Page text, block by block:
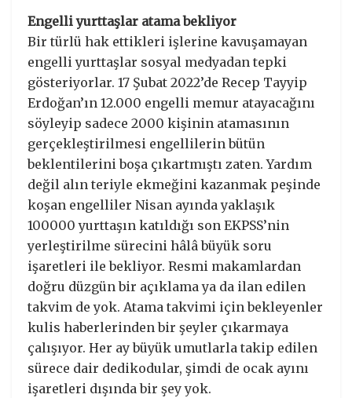
Engelli yurttaşlar atama bekliyor
Bir türlü hak ettikleri işlerine kavuşamayan
engelli yurttaşlar sosyal medyadan tepki
gösteriyorlar. 17 Şubat 2022’de Recep Tayyip
Erdoğan’ın 12.000 engelli memur atayacağını
söyleyip sadece 2000 kişinin atamasının
gerçekleştirilmesi engellilerin bütün
beklentilerini boşa çıkartmıştı zaten. Yardım
değil alın teriyle ekmeğini kazanmak peşinde
koşan engelliler Nisan ayında yaklaşık
100000 yurttaşın katıldığı son EKPSS’nin
yerleştirilme sürecini hâlâ büyük soru
işaretleri ile bekliyor. Resmi makamlardan
doğru düzgün bir açıklama ya da ilan edilen
takvim de yok. Atama takvimi için bekleyenler
kulis haberlerinden bir şeyler çıkarmaya
çalışıyor. Her ay büyük umutlarla takip edilen
sürece dair dedikodular, şimdi de ocak ayını
işaretleri dışında bir şey yok.